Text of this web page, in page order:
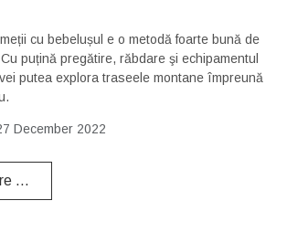
cu bebelușul e o metodă foarte bună de
puțină pregătire, răbdare şi echipamentul
putea explora traseele montane împreună
December 2022
…